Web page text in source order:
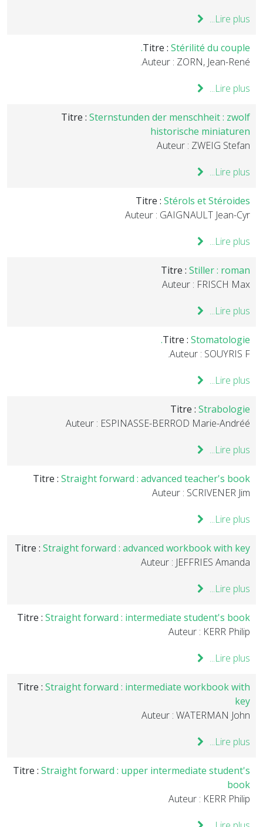
Lire plus...
Titre : Stérilité du couple.
Auteur : ZORN, Jean-René.
Lire plus...
Titre : Sternstunden der menschheit : zwolf
historische miniaturen
Auteur : ZWEIG Stefan
Lire plus...
Titre : Stérols et Stéroides
Auteur : GAIGNAULT Jean-Cyr
Lire plus...
Titre : Stiller : roman
Auteur : FRISCH Max
Lire plus...
Titre : Stomatologie.
Auteur : SOUYRIS F.
Lire plus...
Titre : Strabologie
Auteur : ESPINASSE-BERROD Marie-Andréé
Lire plus...
Titre : Straight forward : advanced teacher's book
Auteur : SCRIVENER Jim
Lire plus...
Titre : Straight forward : advanced workbook with key
Auteur : JEFFRIES Amanda
Lire plus...
Titre : Straight forward : intermediate student's book
Auteur : KERR Philip
Lire plus...
Titre : Straight forward : intermediate workbook with
key
Auteur : WATERMAN John
Lire plus...
Titre : Straight forward : upper intermediate student's
book
Auteur : KERR Philip